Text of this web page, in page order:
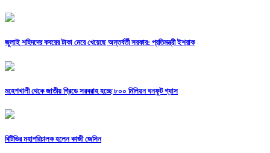
জুলাই শহিদদের কবরের টাকা মেরে খেয়েছে অন্তর্বর্তী সরকার: প্রতিমন্ত্রী ইশরাক
মহেশখালী থেকে জাতীয় গ্রিডে সরবরাহ হচ্ছে ৮০০ মিলিয়ন ঘনফুট গ্যাস
বিটিভির মহাপরিচালক হলেন কাজী জেসিন